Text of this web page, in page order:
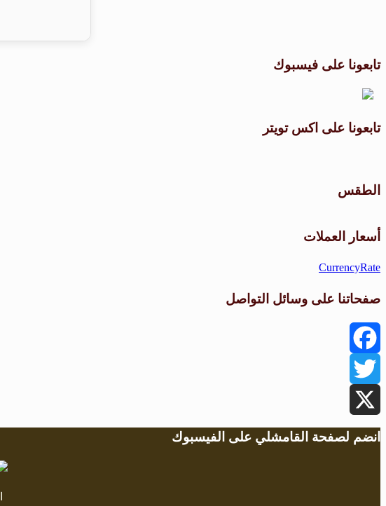
تابعونا على فيسبوك
تابعونا على اكس تويتر
الطقس
أسعار العملات
CurrencyRate
صفحاتنا على وسائل التواصل
Facebook
Twitter
X
انضم لصفحة القامشلي على الفيسبوك